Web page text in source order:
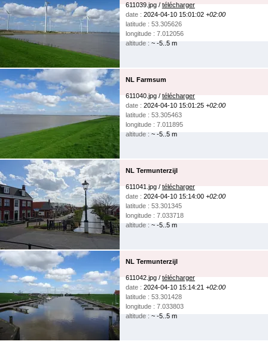
611039.jpg / télécharger
date : 2024-04-10 15:01:02 +02:00
latitude : 53.305626
longitude : 7.012056
altitude :~ -5..5 m
NL Farmsum
611040.jpg / télécharger
date : 2024-04-10 15:01:25 +02:00
latitude : 53.305463
longitude : 7.011895
altitude :~ -5..5 m
NL Termunterzijl
611041.jpg / télécharger
date : 2024-04-10 15:14:00 +02:00
latitude : 53.301345
longitude : 7.033718
altitude :~ -5..5 m
NL Termunterzijl
611042.jpg / télécharger
date : 2024-04-10 15:14:21 +02:00
latitude : 53.301428
longitude : 7.033803
altitude :~ -5..5 m